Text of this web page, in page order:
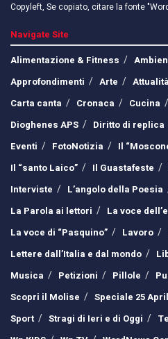
Copyleft, Se copiato, citare la fonte
Navigate Site
Alimentazione & Fitness
Approfondimenti
Arte Attualità
Carta canta
Cronaca Cucina
Dioghenes APS
Diritto di replica
Eventi
FotoNotizia
Il
Il “santo Laico”
Il Guastafeste
Interviste
L’angolo della Poesia
La Parola ai lettori
La voce
La voce di “Pasquino”
Lavoro
Lettere dall’Italia e dal mondo
Musica
Petizioni Pillole
Scopri il Molise
Speciale 25
Sport
Stragi di Ieri e di Oggi